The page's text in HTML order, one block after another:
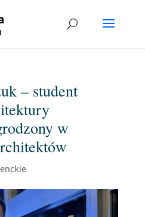
– student
w